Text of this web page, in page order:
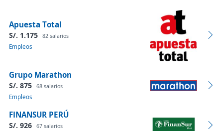
Apuesta Total
S/. 1.175 82 salarios
Empleos
Grupo Marathon
S/. 875 68 salarios
Empleos
FINANSUR PERÚ
S/. 926 67 salarios